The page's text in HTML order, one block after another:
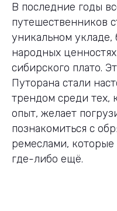
В последние годы
путешественников
уникальном
народных
сибирского плато.
Путорана стали
трендом среди тех,
опыт, желает
познакомиться с
ремеслами,
где-либо ещё.